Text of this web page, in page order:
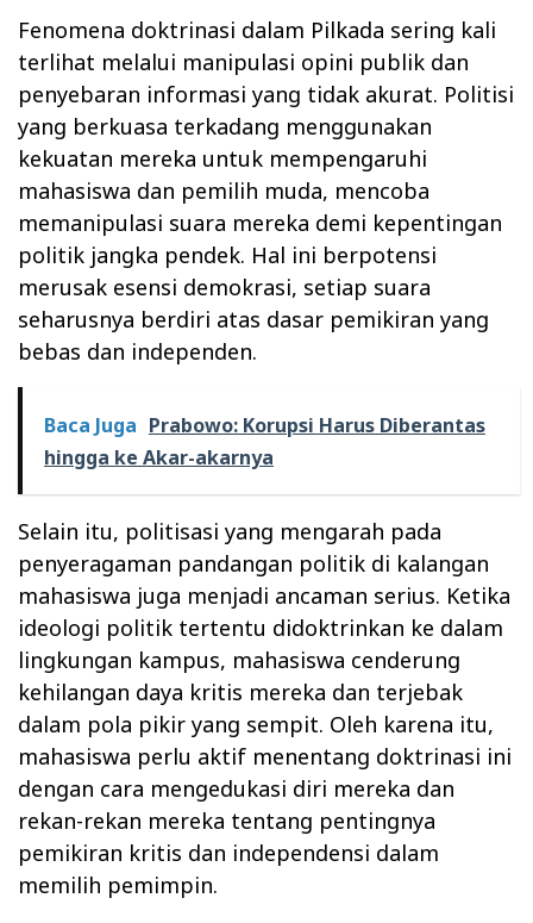
Fenomena doktrinasi dalam Pilkada sering kali
terlihat melalui manipulasi opini publik dan
penyebaran informasi yang tidak akurat. Politisi
yang berkuasa terkadang menggunakan
kekuatan mereka untuk mempengaruhi
mahasiswa dan pemilih muda, mencoba
memanipulasi suara mereka demi kepentingan
politik jangka pendek. Hal ini berpotensi
merusak esensi demokrasi, setiap suara
seharusnya berdiri atas dasar pemikiran yang
bebas dan independen.
Baca Juga Prabowo: Korupsi Harus Diberantas
hingga ke Akar-akarnya
Selain itu, politisasi yang mengarah pada
penyeragaman pandangan politik di kalangan
mahasiswa juga menjadi ancaman serius. Ketika
ideologi politik tertentu didoktrinkan ke dalam
lingkungan kampus, mahasiswa cenderung
kehilangan daya kritis mereka dan terjebak
dalam pola pikir yang sempit. Oleh karena itu,
mahasiswa perlu aktif menentang doktrinasi ini
dengan cara mengedukasi diri mereka dan
rekan-rekan mereka tentang pentingnya
pemikiran kritis dan independensi dalam
memilih pemimpin.